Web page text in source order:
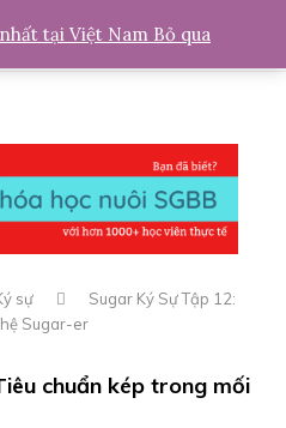
sự
Sugar Ký Sự Tập 12:
Sugar-er
chuẩn kép trong mối
tại Việt Nam Bỏ qua